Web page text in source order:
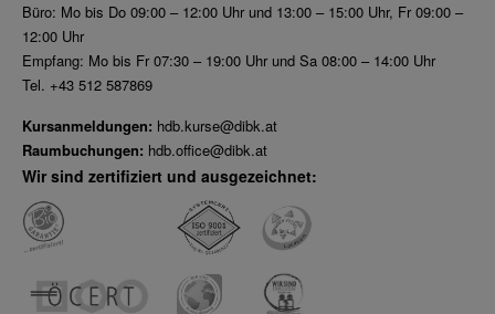
Büro: Mo bis Do 09:00 – 12:00 Uhr und 13:00 – 15:00 Uhr, Fr 09:00 –
12:00 Uhr
Empfang: Mo bis Fr 07:30 – 19:00 Uhr und Sa 08:00 – 14:00 Uhr
Tel. +43 512 587869
Kursanmeldungen: hdb.kurse@dibk.at
Raumbuchungen: hdb.office@dibk.at
Wir sind zertifiziert und ausgezeichnet: